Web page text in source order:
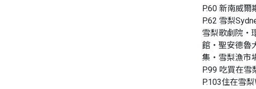
P.60 新南威爾
P.62 雪梨
雪梨歌劇院‧
館‧聖安德魯
集‧雪梨漁市
P.99 吃買在雪
P.103住在雪